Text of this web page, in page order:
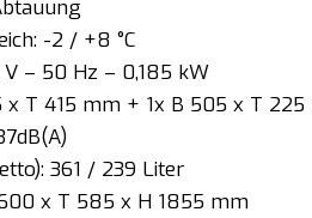
-2 / +8 °C
– 50 Hz – 0,185 kW
x T 415 mm + 1x B 505 x T
361 / 239 Liter
x T 585 x H 1855 mm